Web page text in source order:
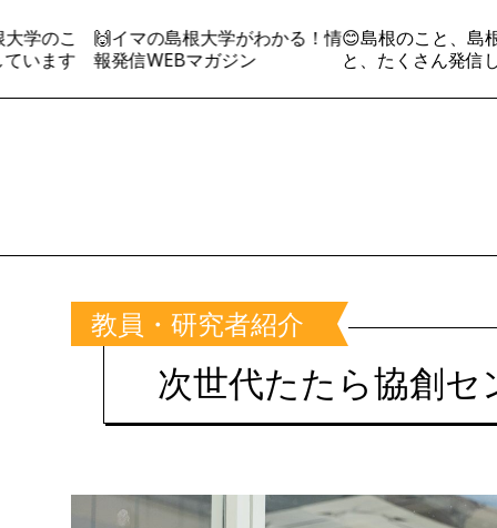
のこ
ます
🙌イマの島根大学がわかる！情
報発信WEBマガジン
😊島根のこと、島根
と、たくさん発信し
教員・研究者紹介
次世代たたら協創セ